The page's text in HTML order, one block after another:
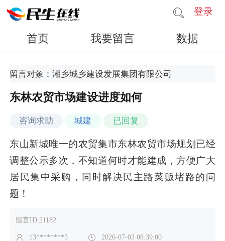
登录
首页 我要留言 数据
留言对象：湘乡城乡建设发展集团有限公司
东林农贸市场建设进度如何
咨询求助 城建 已回复
东山新城唯一的农贸集市东林农贸市场规划已经
调整公示多次，不知道何时才能建成，方便广大
居民集中采购，同时解决民主路菜贩堵路的问
题！
留言ID:21182
13********5 2026-07-03 08:39:00